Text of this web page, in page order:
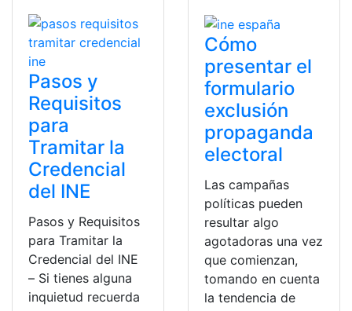
Pasos y
Requisitos
para
Tramitar la
Credencial
del INE
Pasos y Requisitos
para Tramitar la
Credencial del INE
– Si tienes alguna
inquietud recuerda
Cómo
presentar el
formulario
exclusión
propaganda
electoral
Las campañas
políticas pueden
resultar algo
agotadoras una vez
que comienzan,
tomando en cuenta
la tendencia de